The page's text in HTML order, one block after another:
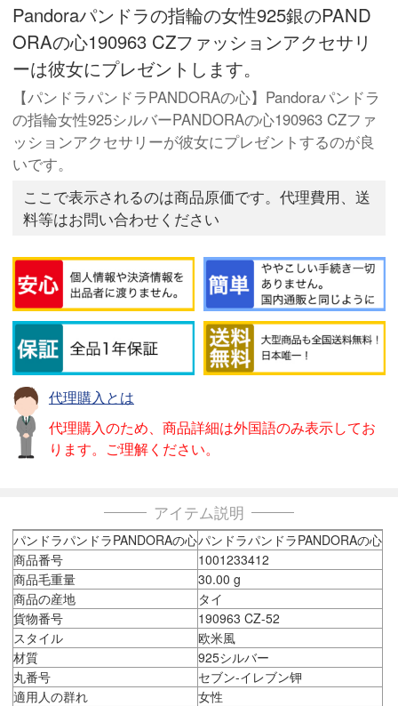
Pandoraパンドラの指輪の女性925銀のPAND
ORAの心190963 CZファッションアクセサリ
ーは彼女にプレゼントします。
【パンドラパンドラPANDORAの心】Pandoraパンドラ
の指輪女性925シルバーPANDORAの心190963 CZファ
ッションアクセサリーが彼女にプレゼントするのが良
いです。
ここで表示されるのは商品原価です。代理費用、送
料等はお問い合わせください
代理購入とは
代理購入のため、商品詳細は外国語のみ表示してお
ります。ご理解ください。
アイテム説明
パンドラパンドラPANDORAの心パンドラパンドラPANDORAの心
商品番号
1001233412
商品毛重量
30.00 g
商品の産地
タイ
貨物番号
190963 CZ-52
スタイル
欧米風
材質
925シルバー
丸番号
セブン-イレブン钾
適用人の群れ
女性